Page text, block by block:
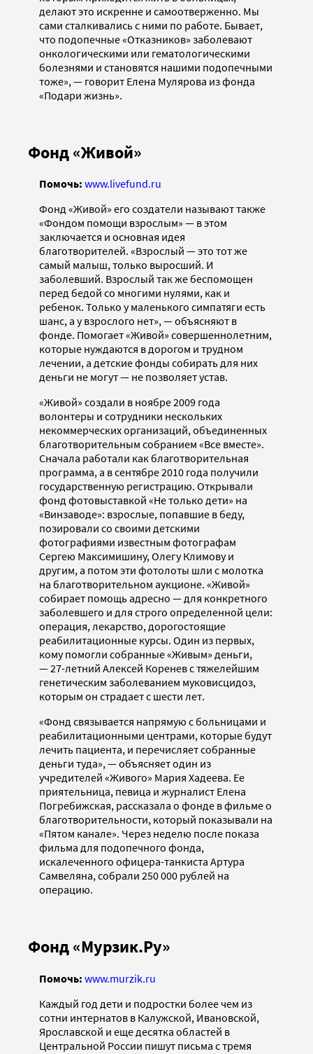
делают это искренне и самоотверженно. Мы
сами сталкивались с ними по работе. Бывает,
что подопечные «Отказников» заболевают
онкологическими или гематологическими
болезнями и становятся нашими подопечными
тоже», — говорит Елена Мулярова из фонда
«Подари жизнь».
Фонд «Живой»
Помочь: www.livefund.ru
Фонд «Живой» его создатели называют также
«Фондом помощи взрослым» — в этом
заключается и основная идея
благотворителей. «Взрослый — это тот же
самый малыш, только выросший. И
заболевший. Взрослый так же беспомощен
перед бедой со многими нулями, как и
ребенок. Только у маленького симпатяги есть
шанс, а у взрослого нет», — объясняют в
фонде. Помогает «Живой» совершеннолетним,
которые нуждаются в дорогом и трудном
лечении, а детские фонды собирать для них
деньги не могут — не позволяет устав.
«Живой» создали в ноябре 2009 года
волонтеры и сотрудники нескольких
некоммерческих организаций, объединенных
благотворительным собранием «Все вместе».
Сначала работали как благотворительная
программа, а в сентябре 2010 года получили
государственную регистрацию. Открывали
фонд фотовыставкой «Не только дети» на
«Винзаводе»: взрослые, попавшие в беду,
позировали со своими детскими
фотографиями известным фотографам
Сергею Максимишину, Олегу Климову и
другим, а потом эти фотолоты шли с молотка
на благотворительном аукционе. «Живой»
собирает помощь адресно — для конкретного
заболевшего и для строго определенной цели:
операция, лекарство, дорогостоящие
реабилитационные курсы. Один из первых,
кому помогли собранные «Живым» деньги,
— 27-летний Алексей Коренев с тяжелейшим
генетическим заболеванием муковисцидоз,
которым он страдает с шести лет.
«Фонд связывается напрямую с больницами и
реабилитационными центрами, которые будут
лечить пациента, и перечисляет собранные
деньги туда», — объясняет один из
учредителей «Живого» Мария Хадеева. Ее
приятельница, певица и журналист Елена
Погребижская, рассказала о фонде в фильме о
благотворительности, который показывали на
«Пятом канале». Через неделю после показа
фильма для подопечного фонда,
искалеченного офицера-танкиста Артура
Самвеляна, собрали 250 000 рублей на
операцию.
Фонд «Мурзик.Ру»
Помочь: www.murzik.ru
Каждый год дети и подростки более чем из
сотни интернатов в Калужской, Ивановской,
Ярославской и еще десятка областей в
Центральной России пишут письма с тремя